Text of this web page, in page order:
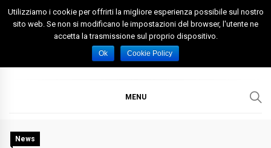
Skip
Spazio Foggia
Foggia News Calcio Eventi e Attività nella Capitanata
MENU
News
Utilizziamo i cookie per offrirti la migliore esperienza possibile sul nostro
sito web. Se non si modificano le impostazioni del browser, l'utente ne
accetta la trasmissione sul proprio dispositivo.
Ok Cookie Policy